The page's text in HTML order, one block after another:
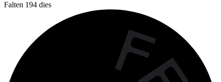
Falten 194 dies